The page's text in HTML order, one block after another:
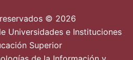
© 2026
Universidades e Instituciones
Superior